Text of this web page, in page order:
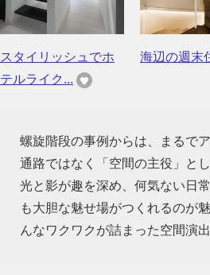
スタイリッシュでホ
テルライク...
海辺の週末
螺旋階段の事例からは、まるで
通路ではなく「空間の主役」と
光と影が趣を深め、何気ない日
も大胆な魅せ場がつくれるのが
んなワクワクが詰まった空間演